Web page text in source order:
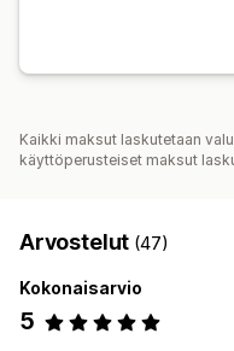
Kaikki maksut laskutetaan
käyttöperusteiset maksut
Arvostelut (47)
Kokonaisarvio
5